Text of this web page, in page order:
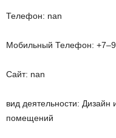
Телефон: nan
Мобильный Телефон:
Сайт: nan
вид деятельности: Дизайн
помещений